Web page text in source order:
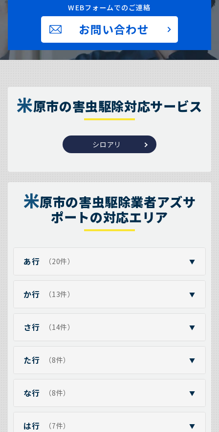
WEBフォームでのご連絡
お問い合わせ
米原市の害虫駆除対応サービス
シロアリ
米原市の害虫駆除業者アズサ
ポートの対応エリア
あ行 （20件） ▼
か行 （13件） ▼
さ行 （14件） ▼
た行 （8件） ▼
な行 （8件） ▼
は行 （7件） ▼